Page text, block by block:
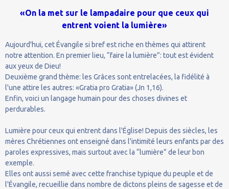
«On la met sur le lampadaire pour que ceux qui
entrent voient la lumière»
Aujourd'hui, cet Évangile si bref est riche en thèmes qui attirent
notre attention. En premier lieu, “faire la lumière”: tout est évident
aux yeux de Dieu!
Deuxième grand thème: les Grâces sont entrelacées, la fidélité à
l'une attire les autres: «Gratia pro Gratia» (Jn 1,16).
Enfin, voici un langage humain pour des choses divines et
perdurables.
Lumière pour ceux qui entrent dans l'Église! Depuis des siècles, les
mères Chrétiennes ont enseigné dans l'intimité leurs enfants par des
paroles expressives, mais surtout avec la “lumière” de leur bon
exemple.
Elles ont aussi semé avec cette franchise typique du peuple et de
l'Évangile, recueillie dans nombre de dictons pleins de sagesse et de